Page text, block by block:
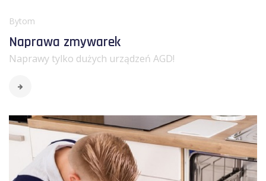
Bytom
Naprawa zmywarek
Naprawy tylko dużych urządzeń AGD!